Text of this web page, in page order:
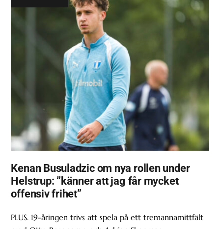
Kenan Busuladzic om nya rollen under
Helstrup: ”känner att jag får mycket
offensiv frihet”
PLUS. 19-åringen trivs att spela på ett tremannamittfält